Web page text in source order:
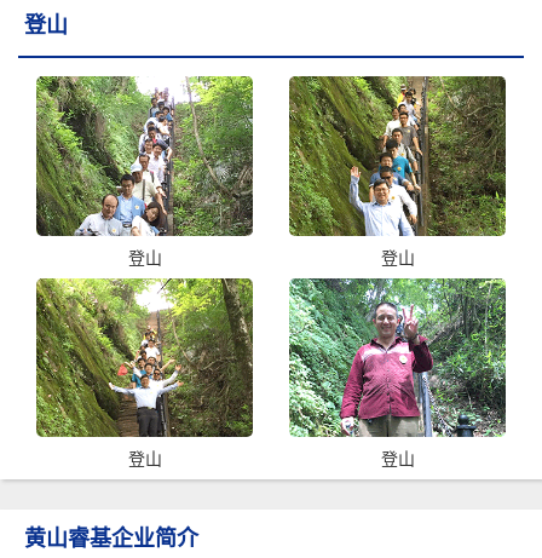
登山
登山 登山
登山 登山
黄山睿基企业简介